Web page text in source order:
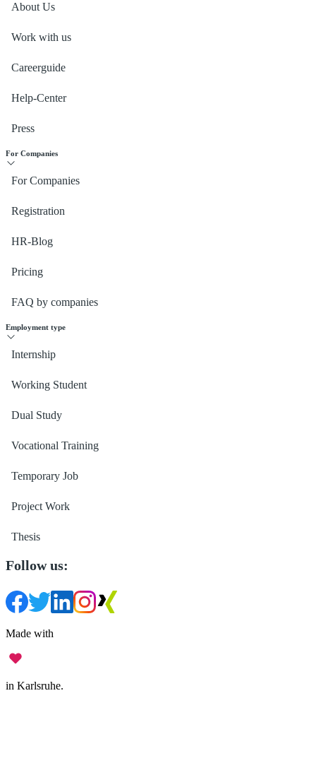
About Us
Work with us
Careerguide
Help-Center
Press
For Companies
For Companies
Registration
HR-Blog
Pricing
FAQ by companies
Employment type
Internship
Working Student
Dual Study
Vocational Training
Temporary Job
Project Work
Thesis
Follow us:
Made with
in Karlsruhe.